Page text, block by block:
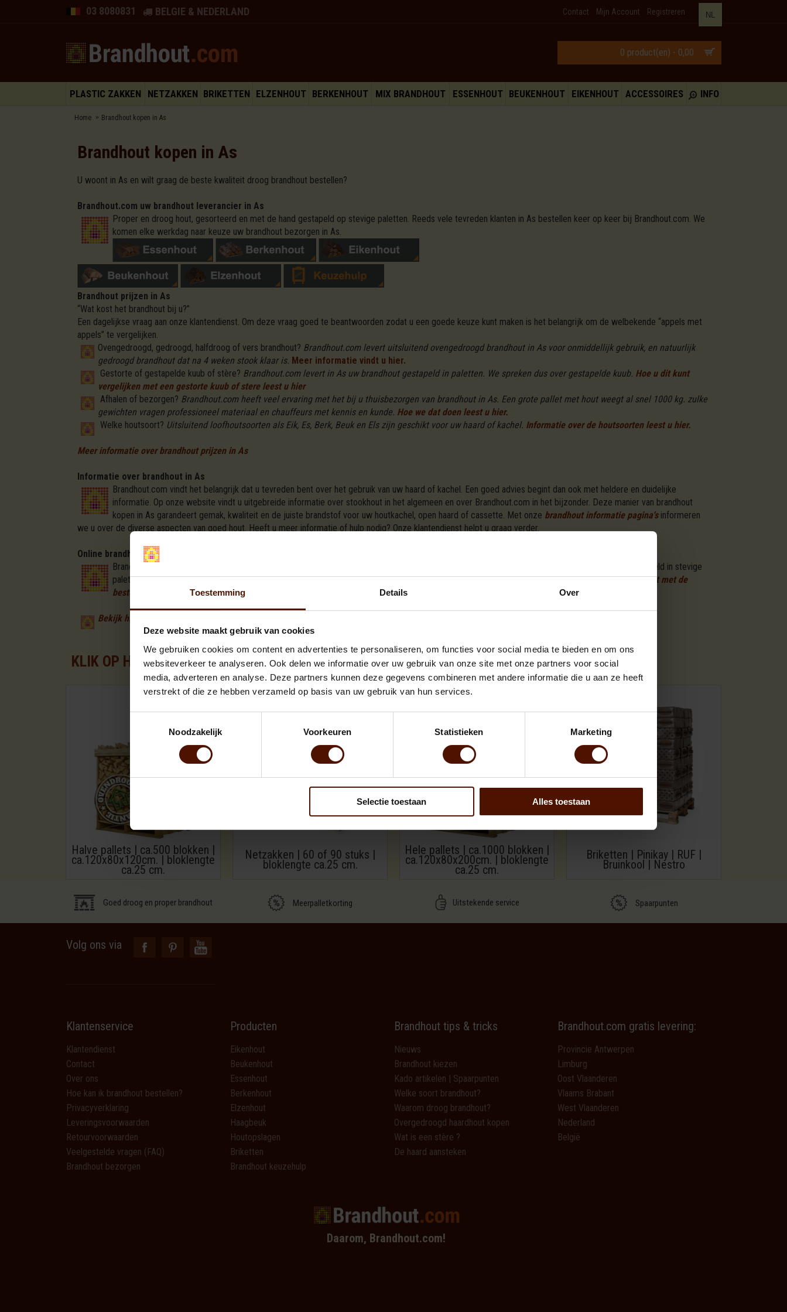
Toestemming Details Over
Deze website maakt gebruik van cookies
We gebruiken cookies om content en advertenties te personaliseren, om functies voor social media te bieden en om ons
websiteverkeer te analyseren. Ook delen we informatie over uw gebruik van onze site met onze partners voor social
media, adverteren en analyse. Deze partners kunnen deze gegevens combineren met andere informatie die u aan ze heeft
verstrekt of die ze hebben verzameld op basis van uw gebruik van hun services.
Noodzakelijk
Voorkeuren Statistieken Marketing
Selectie toestaan Alles toestaan
03 8080831 BELGIE & NEDERLAND NL
Contact Mijn Account Registreren
0 product(en) - 0,00
PLASTIC ZAKKEN NETZAKKEN BRIKETTEN ELZENHOUT BERKENHOUT MIX BRANDHOUT ESSENHOUT BEUKENHOUT EIKENHOUT ACCESSOIRES INFO
Home Brandhout kopen in As
Brandhout kopen in As
U woont in As en wilt graag de beste kwaliteit droog brandhout bestellen?
Brandhout.com uw brandhout leverancier in As
Proper en droog hout, gesorteerd en met de hand gestapeld op stevige paletten. Reeds vele tevreden klanten in As bestellen keer op keer bij Brandhout.com. We
komen elke werkdag naar keuze uw brandhout bezorgen in As.
Brandhout prijzen in As
“Wat kost het brandhout bij u?”
Een dagelijkse vraag aan onze klantendienst. Om deze vraag goed te beantwoorden zodat u een goede keuze kunt maken is het belangrijk om de welbekende “appels met
appels” te vergelijken.
Ovengedroogd, gedroogd, halfdroog of vers brandhout? Brandhout.com levert uitsluitend ovengedroogd brandhout in As voor onmiddellijk gebruik, en natuurlijk
gedroogd brandhout dat na 4 weken stook klaar is. Meer informatie vindt u hier.
Gestorte of gestapelde kuub of stère? Brandhout.com levert in As uw brandhout gestapeld in paletten. We spreken dus over gestapelde kuub. Hoe u dit kunt
vergelijken met een gestorte kuub of stere leest u hier
Afhalen of bezorgen? Brandhout.com heeft veel ervaring met het bij u thuisbezorgen van brandhout in As. Een grote pallet met hout weegt al snel 1000 kg. zulke
gewichten vragen professioneel materiaal en chauffeurs met kennis en kunde. Hoe we dat doen leest u hier.
Welke houtsoort? Uitsluitend loofhoutsoorten als Eik, Es, Berk, Beuk en Els zijn geschikt voor uw haard of kachel. Informatie over de houtsoorten leest u hier.
Meer informatie over brandhout prijzen in As
Informatie over brandhout in As
Brandhout.com vindt het belangrijk dat u tevreden bent over het gebruik van uw haard of kachel. Een goed advies begint dan ook met heldere en duidelijke
informatie. Op onze website vindt u uitgebreide informatie over stookhout in het algemeen en over Brandhout.com in het bijzonder. Deze manier van brandhout
kopen in As garandeert gemak, kwaliteit en de juiste brandstof voor uw houtkachel, open haard of cassette. Met onze brandhout informatie pagina'sinformeren
we u over de diverse aspecten van goed hout. Heeft u meer informatie of hulp nodig? Onze klantendienst helpt u graag verder.
Online brandhout kopen in As
Brandhout.com is de eerste brandhout leverancier waar u online brandhout kunt kopen in As. Ook de introductie van ovengedroogd brandhout gestapeld in stevige
paletten is een initiatief van Brandhout.com. En wat dacht u van de gratis levering in As? In een paar eenvoudige stappenbesteld u hier uw brandhout met de
beste prijs en kwaliteit verhouding online
Wilt u liever telefonisch bestellen? Onze klantendienst helpt u graag verder.
Bekijk hier de brandhout aanbiedingen voor As
KLIK OP HET PALLET FORMAAT VAN UW KEUZE VOOR DE BESCHIKBARE ASSORTIMENTEN
Halve pallets | ca.500 blokken |
ca.120x80x120cm. | bloklengte
ca.25 cm.
Netzakken | 60 of 90 stuks |
bloklengte ca.25 cm.
Hele pallets | ca.1000 blokken |
ca.120x80x200cm. | bloklengte
ca.25 cm.
Briketten | Pinikay | RUF |
Bruinkool | Nestro
Goed droog en proper brandhout Meerpalletkorting Uitstekende service Spaarpunten
Volg ons via
Klantenservice
Klantendienst
Contact
Over ons
Hoe kan ik brandhout bestellen?
Privacyverklaring
Leveringsvoorwaarden
Retourvoorwaarden
Veelgestelde vragen (FAQ)
Brandhout bezorgen
Producten
Eikenhout
Beukenhout
Essenhout
Berkenhout
Elzenhout
Haagbeuk
Houtopslagen
Briketten
Brandhout keuzehulp
Brandhout tips & tricks
Nieuws
Brandhout kiezen
Kado artikelen | Spaarpunten
Welke soort brandhout?
Waarom droog brandhout?
Overgedroogd haardhout kopen
Wat is een stère ?
De haard aansteken
Brandhout.com gratis levering:
Provincie Antwerpen
Limburg
Oost Vlaanderen
Vlaams Brabant
West Vlaanderen
Nederland
België
Daarom, Brandhout.com!